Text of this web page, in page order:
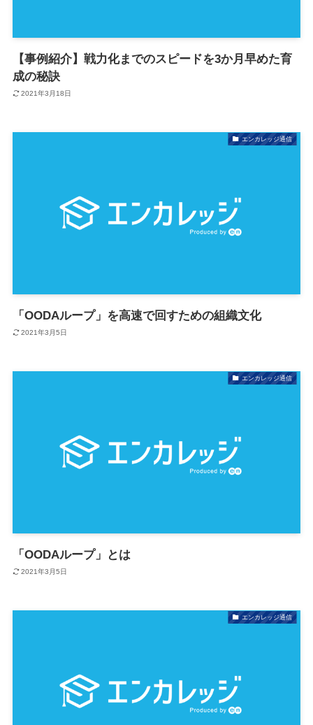
【事例紹介】戦力化までのスピードを3か月早めた育
成の秘訣
2021年3月18日
エンカレッジ通信
「OODAループ」を高速で回すための組織文化
2021年3月5日
エンカレッジ通信
「OODAループ」とは
2021年3月5日
エンカレッジ通信